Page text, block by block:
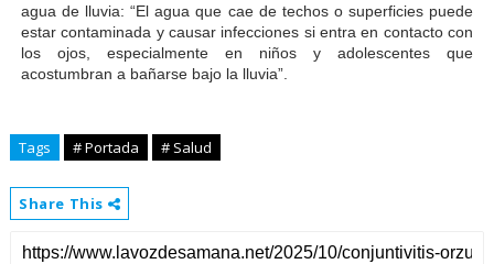
agua de lluvia: “El agua que cae de techos o superficies puede
estar contaminada y causar infecciones si entra en contacto con
los ojos, especialmente en niños y adolescentes que
acostumbran a bañarse bajo la lluvia”.
Tags # Portada # Salud
Share This